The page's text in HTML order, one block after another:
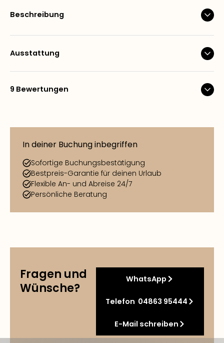
Beschreibung
Ausstattung
9 Bewertungen
In deiner Buchung inbegriffen
Sofortige Buchungsbestätigung
Bestpreis-Garantie für deinen Urlaub
Flexible An- und Abreise 24/7
Persönliche Beratung
Fragen und
Wünsche?
WhatsApp
Telefon 04863 95444
E-Mail schreiben